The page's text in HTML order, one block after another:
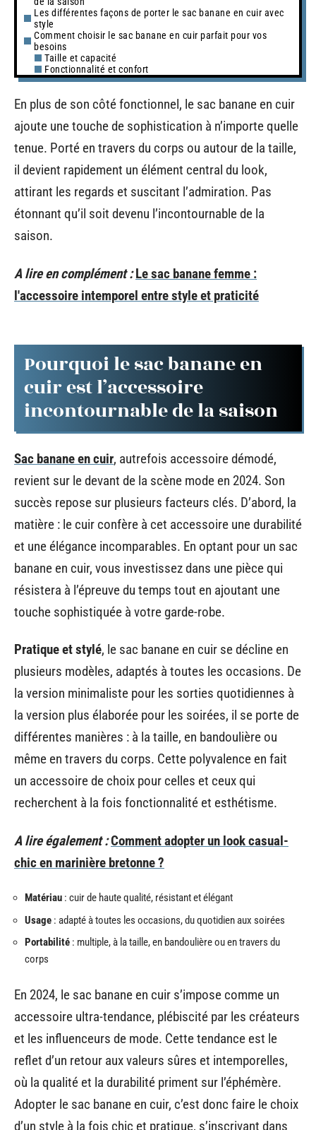
Les différentes façons de porter le sac banane en cuir avec
style
Comment choisir le sac banane en cuir parfait pour vos
besoins
Taille et capacité
Fonctionnalité et confort
En plus de son côté fonctionnel, le sac banane en cuir
ajoute une touche de sophistication à n’importe quelle
tenue. Porté en travers du corps ou autour de la taille,
il devient rapidement un élément central du look,
attirant les regards et suscitant l’admiration. Pas
étonnant qu’il soit devenu l’incontournable de la
saison.
A lire en complément : Le sac banane femme :
l'accessoire intemporel entre style et praticité
Pourquoi le sac banane en
cuir est l’accessoire
incontournable de la saison
Sac banane en cuir, autrefois accessoire démodé,
revient sur le devant de la scène mode en 2024. Son
succès repose sur plusieurs facteurs clés. D’abord, la
matière : le cuir confère à cet accessoire une durabilité
et une élégance incomparables. En optant pour un sac
banane en cuir, vous investissez dans une pièce qui
résistera à l’épreuve du temps tout en ajoutant une
touche sophistiquée à votre garde-robe.
Pratique et stylé, le sac banane en cuir se décline en
plusieurs modèles, adaptés à toutes les occasions. De
la version minimaliste pour les sorties quotidiennes à
la version plus élaborée pour les soirées, il se porte de
différentes manières : à la taille, en bandoulière ou
même en travers du corps. Cette polyvalence en fait
un accessoire de choix pour celles et ceux qui
recherchent à la fois fonctionnalité et esthétisme.
A lire également :Comment adopter un look casual-
chic en marinière bretonne ?
Matériau : cuir de haute qualité, résistant et élégant
Usage : adapté à toutes les occasions, du quotidien aux soirées
Portabilité : multiple, à la taille, en bandoulière ou en travers du
corps
En 2024, le sac banane en cuir s’impose comme un
accessoire ultra-tendance, plébiscité par les créateurs
et les influenceurs de mode. Cette tendance est le
reflet d’un retour aux valeurs sûres et intemporelles,
où la qualité et la durabilité priment sur l’éphémère.
Adopter le sac banane en cuir, c’est donc faire le choix
d’un style à la fois chic et pratique, s’inscrivant dans